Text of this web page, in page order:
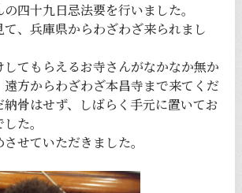
四十九日忌法要を行いました。
、兵庫県からわざわざ来られまし
てもらえるお寺さんがなかなか無か
遠方からわざわざ本昌寺まで来てくだ
骨はせず、しばらく手元に置いてお
た。
せていただきました。